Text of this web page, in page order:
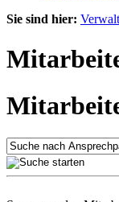
Sie sind hier: